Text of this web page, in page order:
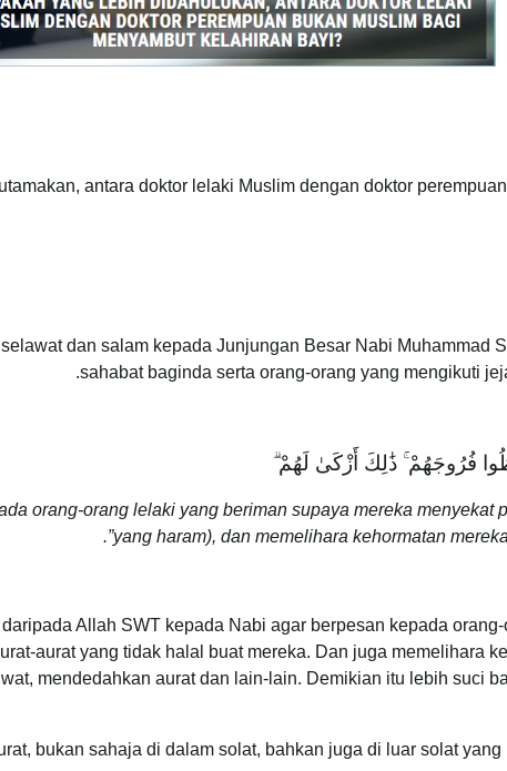
antara doktor lelaki Muslim dengan doktor
dan salam kepada Junjungan Besar Nabi Muhammad
sahabat baginda serta orang-orang yang mengikuti
فُرُوجَهُمْ ۚ ذَٰلِكَ أَزْكَىٰ لَهُمْ
orang-orang lelaki yang beriman supaya mereka menyekat
yang haram), dan memelihara kehormatan
Allah SWT kepada Nabi agar berpesan kepada
aurat yang tidak halal buat mereka. Dan juga memelihara
mendedahkan aurat dan lain-lain. Demikian itu lebih suci
bukan sahaja di dalam solat, bahkan juga di luar solat